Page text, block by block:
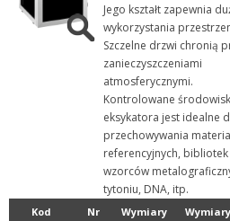
- Eksykatory szafkowe
+ Mieszanie i wytrząsani...
+ Mikrobiologia i Life Sc...
+ Myjki ultradźwiękowe
+ Rozdrabnianie i homogen...
Jego kształt zapewnia
wykorzystania
Szczelne drzwi chronią
zanieczyszczeniami
atmosferycznymi.
Kontrolowane
eksykatora jest idealne
przechowywania
referencyjnych,
wzorców
tytoniu, DNA, itp.
Kod
Nr
Wymiary
Wymiary